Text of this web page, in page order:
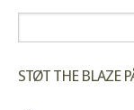
STØT THE BLAZE